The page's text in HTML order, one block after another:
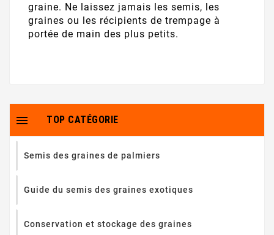
graine. Ne laissez jamais les semis, les
graines ou les récipients de trempage à
portée de main des plus petits.
TOP CATÉGORIE

Semis des graines de palmiers
Guide du semis des graines exotiques
Conservation et stockage des graines